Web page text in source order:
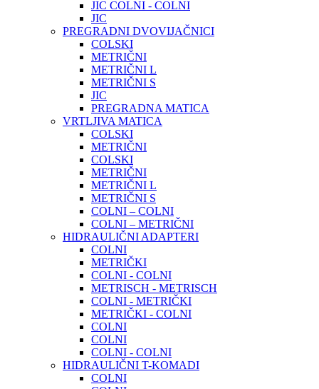
JIC COLNI - COLNI
JIC
PREGRADNI DVOVIJAČNICI
COLSKI
METRIČNI
METRIČNI L
METRIČNI S
JIC
PREGRADNA MATICA
VRTLJIVA MATICA
COLSKI
METRIČNI
COLSKI
METRIČNI
METRIČNI L
METRIČNI S
COLNI – COLNI
COLNI – METRIČNI
HIDRAULIČNI ADAPTERI
COLNI
METRIČKI
COLNI - COLNI
METRISCH - METRISCH
COLNI - METRIČKI
METRIČKI - COLNI
COLNI
COLNI
COLNI - COLNI
HIDRAULIČNI T-KOMADI
COLNI